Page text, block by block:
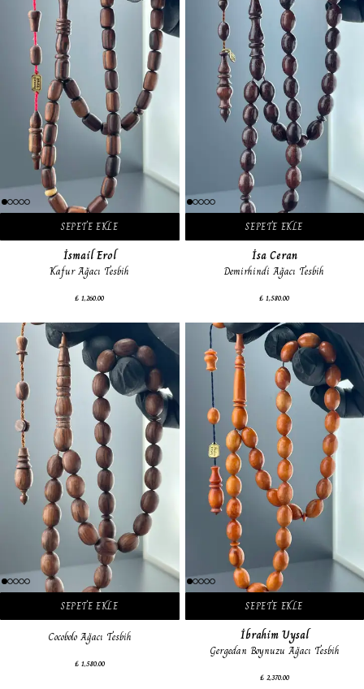
SEPETE EKLE
İsmail Erol
Kafur Ağacı Tesbih
₺ 1,260.00
SEPETE EKLE
İsa Ceran
Demirhindi Ağacı Tesbih
₺ 1,580.00
SEPETE EKLE
Cocobolo Ağacı Tesbih
₺ 1,580.00
SEPETE EKLE
İbrahim Uysal
Gergedan Boynuzu Ağacı Tesbih
₺ 2,370.00